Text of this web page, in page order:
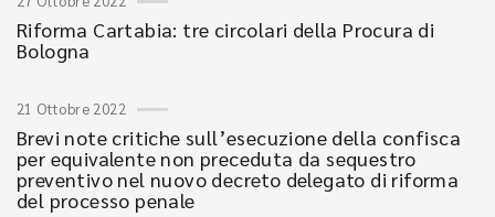
Riforma Cartabia: tre circolari della Procura di
Bologna
21 Ottobre 2022
Brevi note critiche sull’esecuzione della confisca
per equivalente non preceduta da sequestro
preventivo nel nuovo decreto delegato di riforma
del processo penale